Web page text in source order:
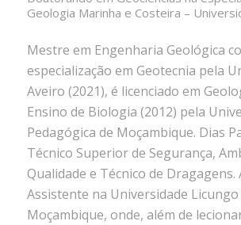
Geologia Marinha e Costeira –
Mestre em Engenharia Geológica
especialização em Geotecnia pela
Aveiro (2021), é licenciado em
Ensino de Biologia (2012) pela
Pedagógica de Moçambique. Dias
Técnico Superior de Segurança,
Qualidade e Técnico de Dragagens.
Assistente na Universidade Licungo
Moçambique, onde, além de